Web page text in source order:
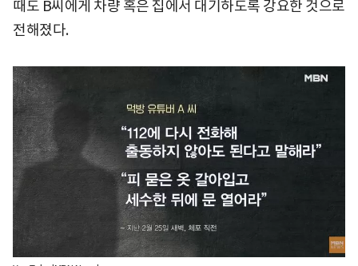
때도 B씨에게 차량 혹은 집에서 대기하도록 강요한 것으로
전해졌다.